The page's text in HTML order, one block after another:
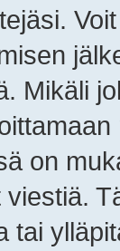
Mikäli
on
tai